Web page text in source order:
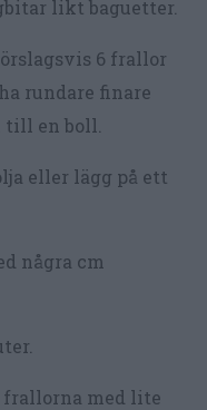
likt baguetter.
6 frallor
rundare finare
en boll.
eller lägg på ett
några cm
med lite